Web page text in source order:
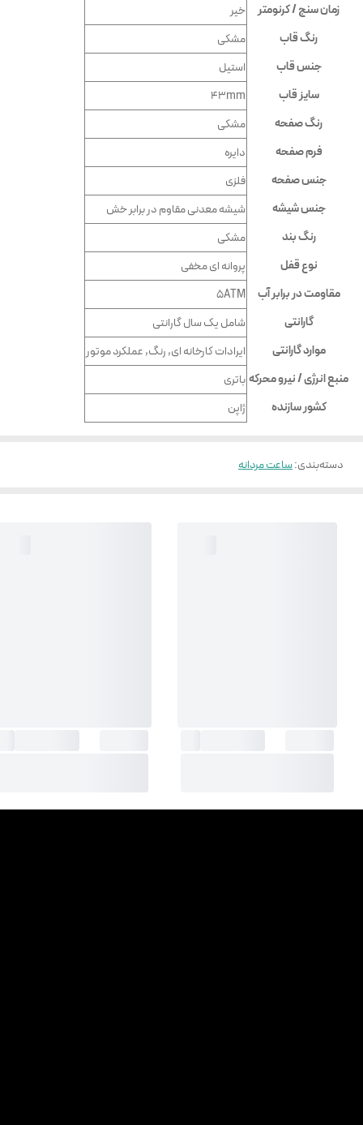
زمان سنج / کرنومتر
خیر
رنگ قاب
مشکی
جنس قاب
استیل
سایز قاب
43mm
رنگ صفحه
مشکی
فرم صفحه
دایره
جنس صفحه
فلزی
جنس شیشه
شيشه معدنى مقاوم در برابر خش
رنگ بند
مشکی
نوع قفل
پروانه ای مخفی
مقاومت در برابر آب
5ATM
گارانتی
شامل یک سال گارانتی
موارد گارانتی
ایرادات کارخانه ای, رنگ, عملکرد موتور
منبع انرژی / نیرو محرکهباتری
کشور سازنده
ژاپن
دسته‌بندی:ساعت مردانه